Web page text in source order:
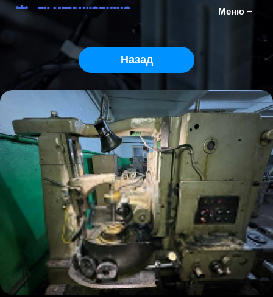
Меню ≡
Назад